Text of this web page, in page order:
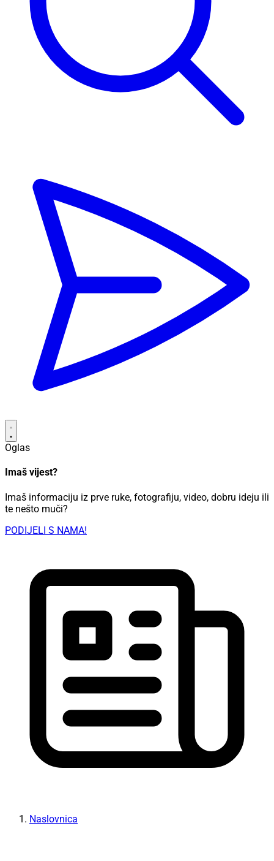
Oglas
Imaš vijest?
Imaš informaciju iz prve ruke, fotografiju, video, dobru ideju ili
te nešto muči?
PODIJELI S NAMA!
Naslovnica